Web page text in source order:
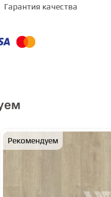
Гарантия качества
Рекомендуем